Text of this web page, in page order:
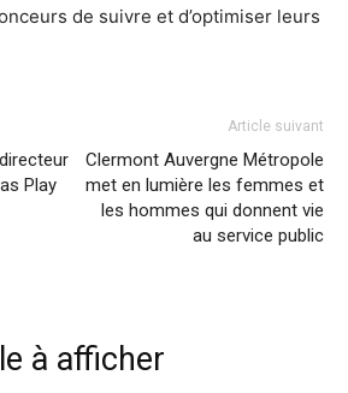
de suivre et d’optimiser leurs
Play
Article suivant
Clermont Auvergne Métropole
met en lumière les femmes et
les hommes qui donnent vie
au service public
à afficher